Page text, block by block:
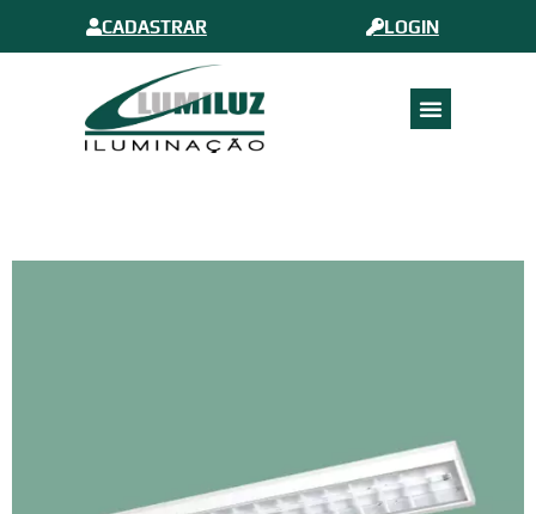
CADASTRAR LOGIN